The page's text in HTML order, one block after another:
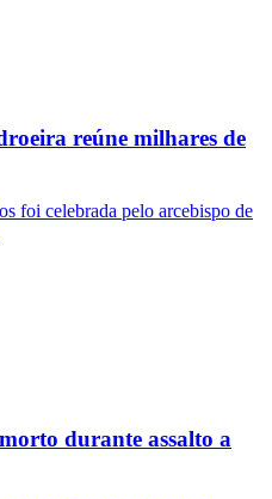
reúne milhares de
foi celebrada pelo arcebispo de
durante assalto a